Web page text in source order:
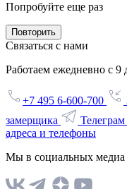
Попробуйте еще раз
Повторить
Связаться с нами
Работаем ежедневно с 9
+7 495 6-600-700
замерщика
Телеграм
адреса и телефоны
Мы в социальных медиа